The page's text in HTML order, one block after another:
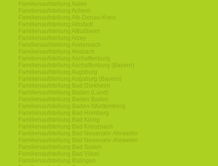
Familienaufstellung Aalen
Familienaufstellung Achern
Familienaufstellung Alb-Donau-Kreis
Familienaufstellung Albstadt
Familienaufstellung Altlußheim
Familienaufstellung Alzey
Familienaufstellung Andernach
Familienaufstellung Ansbach
Familienaufstellung Aschaffenburg
Familienaufstellung Aschaffenburg (Bayern)
Familienaufstellung Augsburg
Familienaufstellung Augsburg (Bayern)
Familienaufstellung Bad Dürkheim
Familienaufstellung Baden (Land)
Familienaufstellung Baden Baden
Familienaufstellung Baden-Württemberg
Familienaufstellung Bad Homburg
Familienaufstellung Bad König
Familienaufstellung Bad Kreuznach
Familienaufstellung Bad Neuenahr-Ahrweiler
Familienaufstellung Bad Neuenahr-Ahrweiler
Familienaufstellung Bad Soden
Familienaufstellung Bad Vilbel
Familienaufstellung Balingen